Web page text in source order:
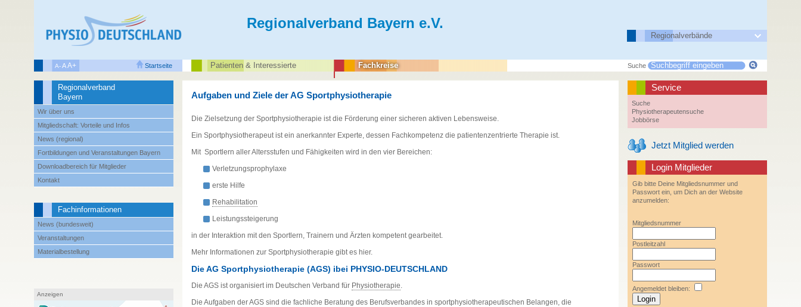
Regionalverband Bayern e.V.
Regionalverbände
A-A A+ Startseite Patienten‌ & Interessierte Fachkreise Suche
Regionalverband
Bayern
Wir über uns
Mitgliedschaft: Vorteile und Infos
News (regional)
Fortbildungen und Veranstaltungen Bayern
Downloadbereich für Mitglieder
Kontakt
Fachinformationen
News (bundesweit)
Veranstaltungen
Materialbestellung
Anzeigen
Aufgaben und Ziele der AG Sportphysiotherapie
Die Zielsetzung der Sportphysiotherapie ist die Förderung einer sicheren aktiven Lebensweise.
Ein Sportphysiotherapeut ist ein anerkannter Experte, dessen Fachkompetenz die patientenzentrierte Therapie ist.
Mit Sportlern aller Altersstufen und Fähigkeiten wird in den vier Bereichen:
Verletzungsprophylaxe
erste Hilfe
Rehabilitation
Leistungssteigerung
in der Interaktion mit den Sportlern, Trainern und Ärzten kompetent gearbeitet.
Mehr Informationen zur Sportphysiotherapie gibt es hier.
Die AG Sportphysiotherapie (AGS) ibei PHYSIO-DEUTSCHLAND
Die AGS ist organisiert im Deutschen Verband für Physiotherapie.
Die Aufgaben der AGS sind die fachliche Beratung des Berufsverbandes in sportphysiotherapeutischen Belangen, die
Service
Suche
Physiotherapeutensuche
Jobbörse
Jetzt Mitglied werden
Login Mitglieder
Gib bitte Deine Mitgliedsnummer und
Passwort ein, um Dich an der Website
anzumelden:
Mitgliedsnummer
Postleitzahl
Passwort
Angemeldet bleiben: